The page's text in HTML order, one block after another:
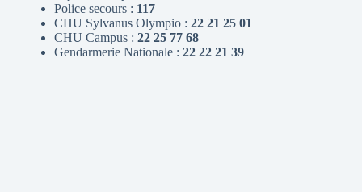
Police secours : 117
CHU Sylvanus Olympio : 22 21 25 01
CHU Campus : 22 25 77 68
Gendarmerie Nationale : 22 22 21 39